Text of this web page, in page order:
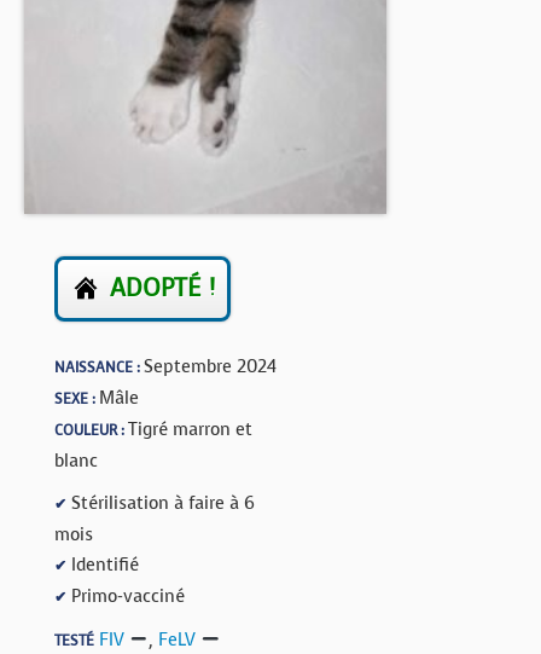
ADOPTÉ !
NAISSANCE :Septembre 2024
SEXE : Mâle
COULEUR :Tigré marron et
blanc
✔ Stérilisation à faire à 6
mois
✔ Identifié
✔ Primo-vacciné
TESTÉ FIV , FeLV